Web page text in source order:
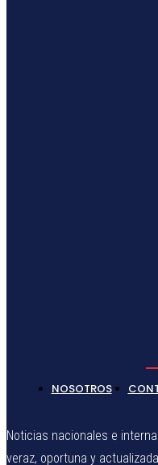
NOSOTROS
Noticias nacionales e
veraz, oportuna y